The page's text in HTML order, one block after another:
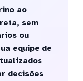
ao
sem
ou
equipe de
decisões